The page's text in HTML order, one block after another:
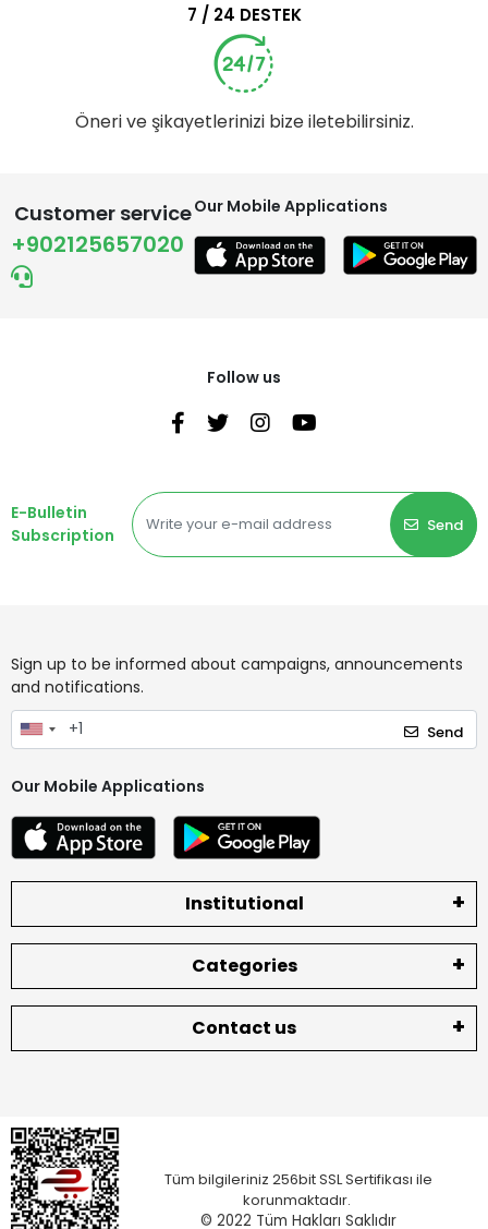
7 / 24 DESTEK
Öneri ve şikayetlerinizi bize iletebilirsiniz.
Customer service
+902125657020
Our Mobile Applications
Follow us
E-Bulletin
Subscription
Send
Sign up to be informed about campaigns, announcements
and notifications.
Send
Our Mobile Applications
Institutional
Categories
Contact us
Tüm bilgileriniz 256bit SSL Sertifikası ile
korunmaktadır.
© 2022 Tüm Hakları Saklıdır